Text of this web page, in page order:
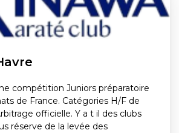
compétition Juniors préparatoire
de France. Catégories H/F de
officielle. Y a t il des clubs
réserve de la levée des